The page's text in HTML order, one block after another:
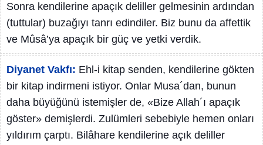
Sonra kendilerine apaçık deliller gelmesinin ardından
(tuttular) buzağıyı tanrı edindiler. Biz bunu da affettik
ve Mûsâ’ya apaçık bir güç ve yetki verdik.
Diyanet Vakfı: Ehl-i kitap senden, kendilerine gökten
bir kitap indirmeni istiyor. Onlar Musa´dan, bunun
daha büyüğünü istemişler de, «Bize Allah´ı apaçık
göster» demişlerdi. Zulümleri sebebiyle hemen onları
yıldırım çarptı. Bilâhare kendilerine açık deliller